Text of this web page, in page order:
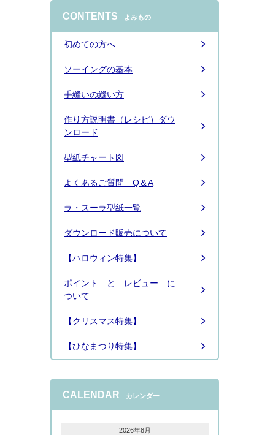
CONTENTS よみもの
初めての方へ
ソーイングの基本
手縫いの縫い方
作り方説明書（レシピ）ダウ
ンロード
型紙チャート図
よくあるご質問 Q＆A
ラ・スーラ型紙一覧
ダウンロード販売について
【ハロウィン特集】
ポイント と レビュー に
ついて
【クリスマス特集】
【ひなまつり特集】
CALENDAR カレンダー
2026年8月